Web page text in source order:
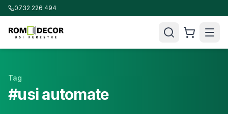
0732 226 494
Tag
#usi automate